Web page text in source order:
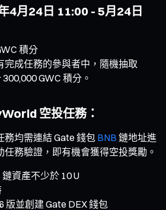
4月24日 11:00 - 5月24日
積分
完成任務的參與者中，隨機抽取
GWC 積分。
空投任務：
均需連結 Gate 錢包 BNB 鏈地址進
務驗證，即有機會獲得空投獎勵。
鏈資產不少於 10 U
版並創建 Gate DEX 錢包